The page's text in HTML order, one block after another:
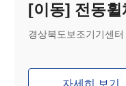
[이동] 전동휠
경상북도보조기기센터